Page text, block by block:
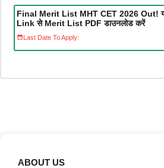
Final Merit List MHT CET 2026 Out!
Link से Merit List PDF डाउनलोड करें
Last Date To Apply:
ABOUT US